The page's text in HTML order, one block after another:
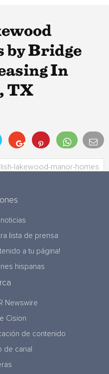
by Bridge
In
TX
lista de prensa
a tu página!
hispanas
Newswire
Cision
de contenido
de canal